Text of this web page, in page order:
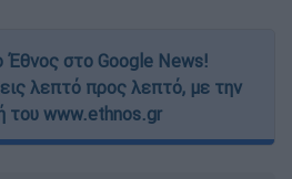
Έθνος στο Google News!
λεπτό προς λεπτό, με την
του www.ethnos.gr